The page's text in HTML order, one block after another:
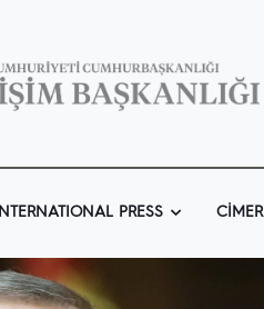
INTERNATIONAL PRESS CIMER